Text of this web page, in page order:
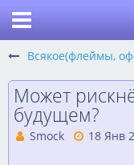
Всякое(флеймы,
Может
будущем?
Smock 18 Янв